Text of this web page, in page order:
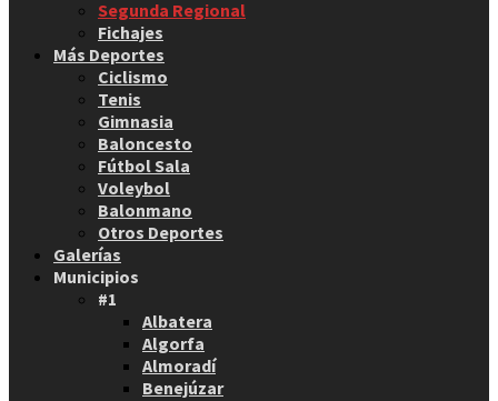
Segunda Regional
Fichajes
Más Deportes
Ciclismo
Tenis
Gimnasia
Baloncesto
Fútbol Sala
Voleybol
Balonmano
Otros Deportes
Galerías
Municipios
#1
Albatera
Algorfa
Almoradí
Benejúzar